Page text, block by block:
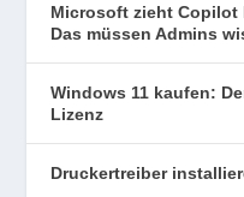
Microsoft zieht Copilot
Das müssen Admins
Windows 11 kaufen:
Lizenz
Druckertreiber